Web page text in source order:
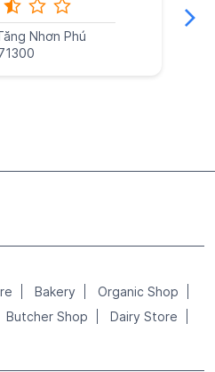
Nhơn Phú
Bakery
Organic Shop
Butcher Shop
Dairy Store